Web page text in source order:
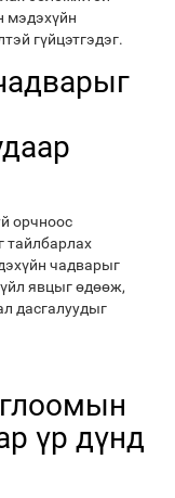
мэдэхүйн
гүйцэтгэдэг.
орчноос
тайлбарлах
чадварыг
явцыг өдөөж,
дасгалуудыг
үр дүнд